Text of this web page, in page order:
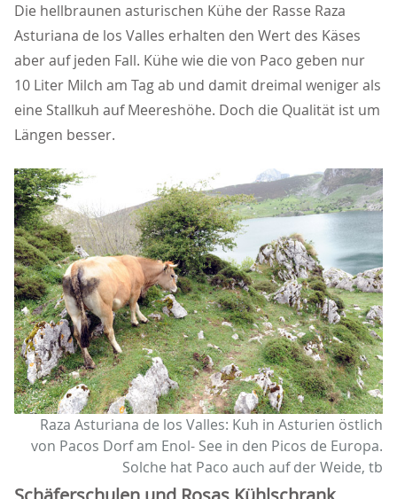
Die hellbraunen asturischen Kühe der Rasse Raza
Asturiana de los Valles erhalten den Wert des Käses
aber auf jeden Fall. Kühe wie die von Paco geben nur
10 Liter Milch am Tag ab und damit dreimal weniger als
eine Stallkuh auf Meereshöhe. Doch die Qualität ist um
Längen besser.
Raza Asturiana de los Valles: Kuh in Asturien östlich
von Pacos Dorf am Enol- See in den Picos de Europa.
Solche hat Paco auch auf der Weide, tb